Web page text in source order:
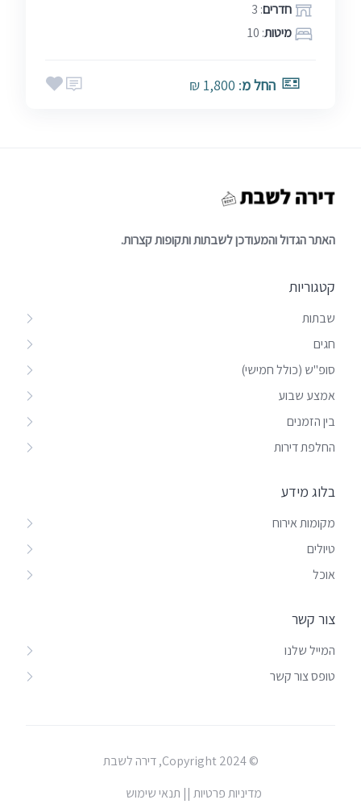
חדרים: 3
מיטות: 10
החל מ: 1,800 ₪
האתר הגדול והמעודכן לשבתות ותקופות קצרות.
קטגוריות
שבתות
חגים
סופ"ש (כולל חמישי)
אמצע שבוע
בין הזמנים
החלפת דירות
בלוג מידע
מקומות אירוח
טיולים
אוכל
צור קשר
המייל שלנו
טופס צור קשר
© Copyright 2024, דירה לשבת
מדיניות פרטיות || תנאי שימוש